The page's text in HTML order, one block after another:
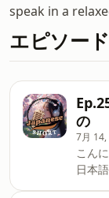
speak in a
エピソード
の
7月
こん
日本